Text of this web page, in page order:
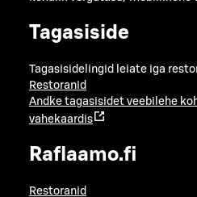
Tagasiside
Tagasisidelingid leiate iga
Restoranid
Andke tagasisidet veebilehe
vahekaardis
Raflaamo.fi
Restoranid